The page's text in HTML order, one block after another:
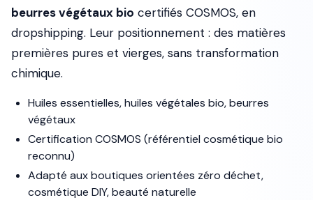
beurres végétaux bio certifiés COSMOS, en
dropshipping. Leur positionnement : des matières
premières pures et vierges, sans transformation
chimique.
Huiles essentielles, huiles végétales bio, beurres
végétaux
Certification COSMOS (référentiel cosmétique bio
reconnu)
Adapté aux boutiques orientées zéro déchet,
cosmétique DIY, beauté naturelle